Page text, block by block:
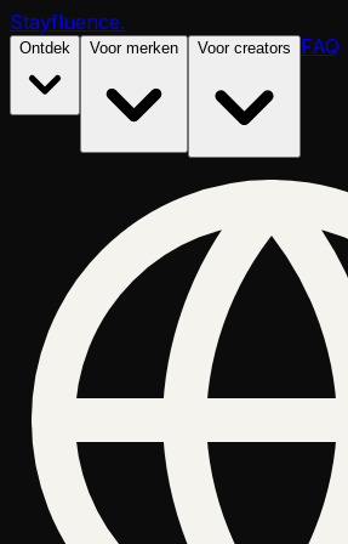
Stayfluence.
Ontdek Voor merken Voor creators FAQ